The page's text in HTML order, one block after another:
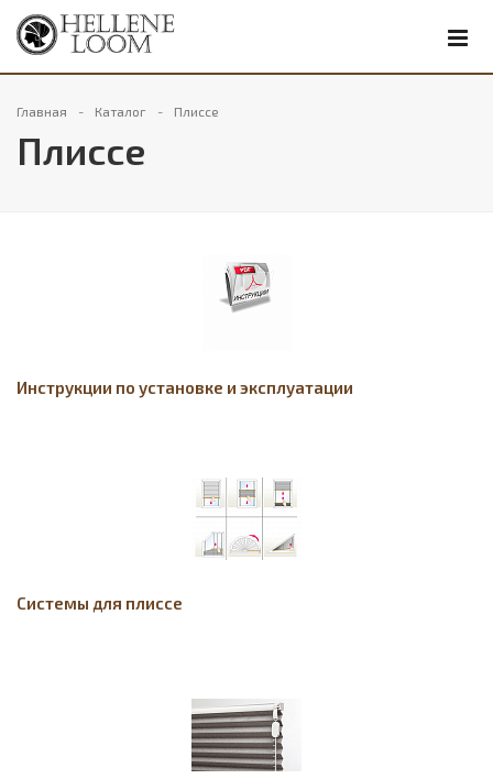
Главная Каталог Плиссе
Плиссе
Инструкции по установке и эксплуатации
Системы для плиссе